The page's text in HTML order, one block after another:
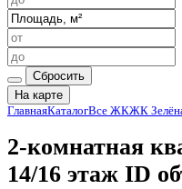
Сбросить
На карте